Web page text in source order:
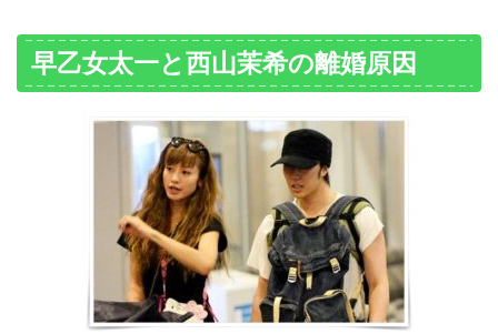
早乙女太一と西山茉希の離婚原因